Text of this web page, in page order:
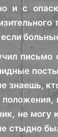
и с
письмо
знаешь,
не могу
стыдно